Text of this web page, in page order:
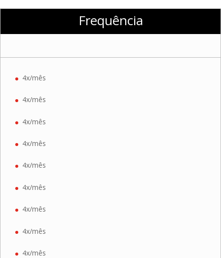
Frequência
4x/mês
4x/mês
4x/mês
4x/mês
4x/mês
4x/mês
4x/mês
4x/mês
4x/mês